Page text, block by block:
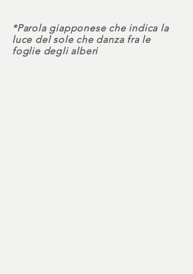
*Parola giapponese che indica la
luce del sole che danza fra le
foglie degli alberi